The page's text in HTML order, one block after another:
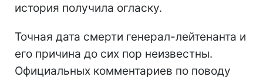
история получила огласку.
Точная дата смерти генерал-лейтенанта и
его причина до сих пор неизвестны.
Официальных комментариев по поводу